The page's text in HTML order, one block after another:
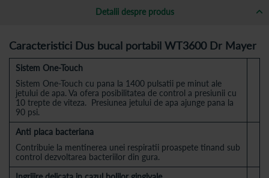
Detalii despre produs
Caracteristici Dus bucal portabil WT3600 Dr Mayer
Sistem One-Touch
Sistem One-Touch cu pana la 1400 pulsatii pe minut ale
jetului de apa. Va ofera posibilitatea de control a presiunii cu
10 trepte de viteza. Presiunea jetului de apa ajunge pana la
90 psi.
Anti placa bacteriana
Contribuie la mentinerea unei respiratii proaspete tinand sub
control dezvoltarea bacteriilor din gura.